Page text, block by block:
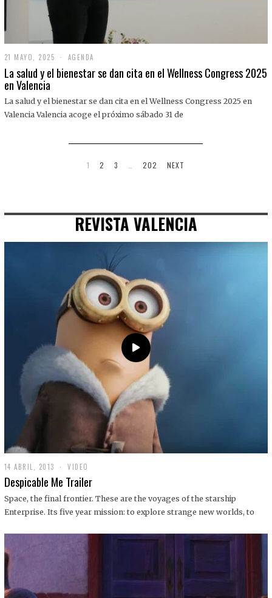
21 MAYO, 2025
1
M
O
,
AGENDA
La salud y el bienestar se dan cita en el Wellness Congress 2025
en Valencia
La salud y el bienestar se dan cita en el Wellness Congress 2025 en
Valencia Valencia acoge el próximo sábado 31 de
1 2 3 202 NEXT
REVISTA VALENCIA
14 ABRIL, 2013
9
D
C
I
1
VIDEO
Despicable Me Trailer
Space, the final frontier. These are the voyages of the starship
Enterprise. Its five year mission: to explore strange new worlds, to